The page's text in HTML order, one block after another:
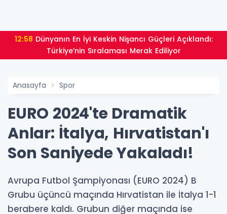
12:58
Türkiye’nin Sıralaması Merak Ediliyor
Anasayfa Spor
EURO 2024'te Dramatik
Anlar: İtalya, Hırvatistan'ı
Son Saniyede Yakaladı!
Avrupa Futbol Şampiyonası (EURO 2024) B
Grubu üçüncü maçında Hırvatistan ile İtalya 1-1
berabere kaldı. Grubun diğer maçında ise